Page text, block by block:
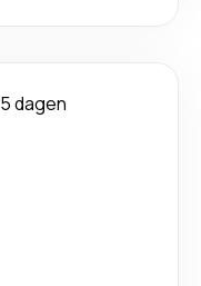
5 dagen